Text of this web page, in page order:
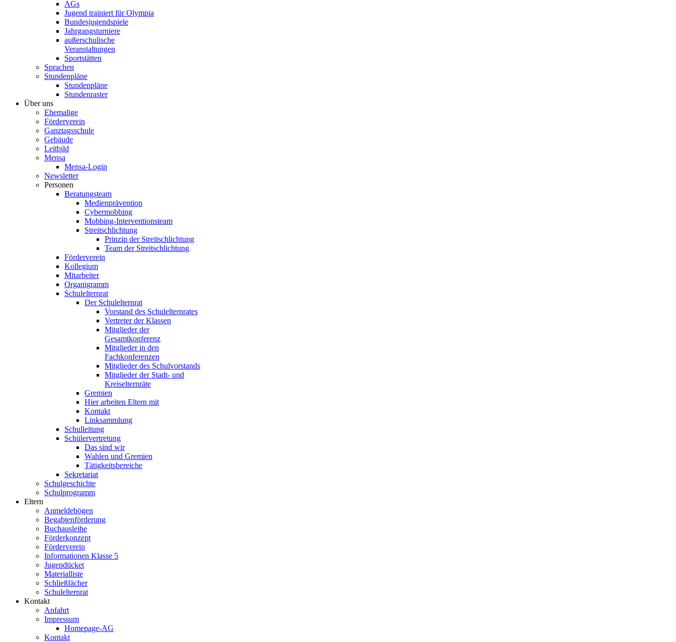
AGs
Jugend trainiert für Olympia
Bundesjugendspiele
Jahrgangsturniere
außerschulische
Veranstaltungen
Sportstätten
Sprachen
Stundenpläne
Stundenpläne
Stundenraster
Über uns
Ehemalige
Förderverein
Ganztagsschule
Gebäude
Leitbild
Mensa
Mensa-Login
Newsletter
Personen
Beratungsteam
Medienprävention
Cybermobbing
Mobbing-Interventionsteam
Streitschlichtung
Prinzip der Streitschlichtung
Team der Streitschlichtung
Förderverein
Kollegium
Mitarbeiter
Organigramm
Schulelternrat
Der Schulelternrat
Vorstand des Schulelternrates
Vertreter der Klassen
Mitglieder der
Gesamtkonferenz
Mitglieder in den
Fachkonferenzen
Mitglieder des Schulvorstands
Mitglieder der Stadt- und
Kreiselternräte
Gremien
Hier arbeiten Eltern mit
Kontakt
Linksammlung
Schulleitung
Schülervertretung
Das sind wir
Wahlen und Gremien
Tätigkeitsbereiche
Sekretariat
Schulgeschichte
Schulprogramm
Eltern
Anmeldebögen
Begabtenförderung
Buchausleihe
Förderkonzept
Förderverein
Informationen Klasse 5
Jugendticket
Materialliste
Schließfächer
Schulelternrat
Kontakt
Anfahrt
Impressum
Homepage-AG
Kontakt